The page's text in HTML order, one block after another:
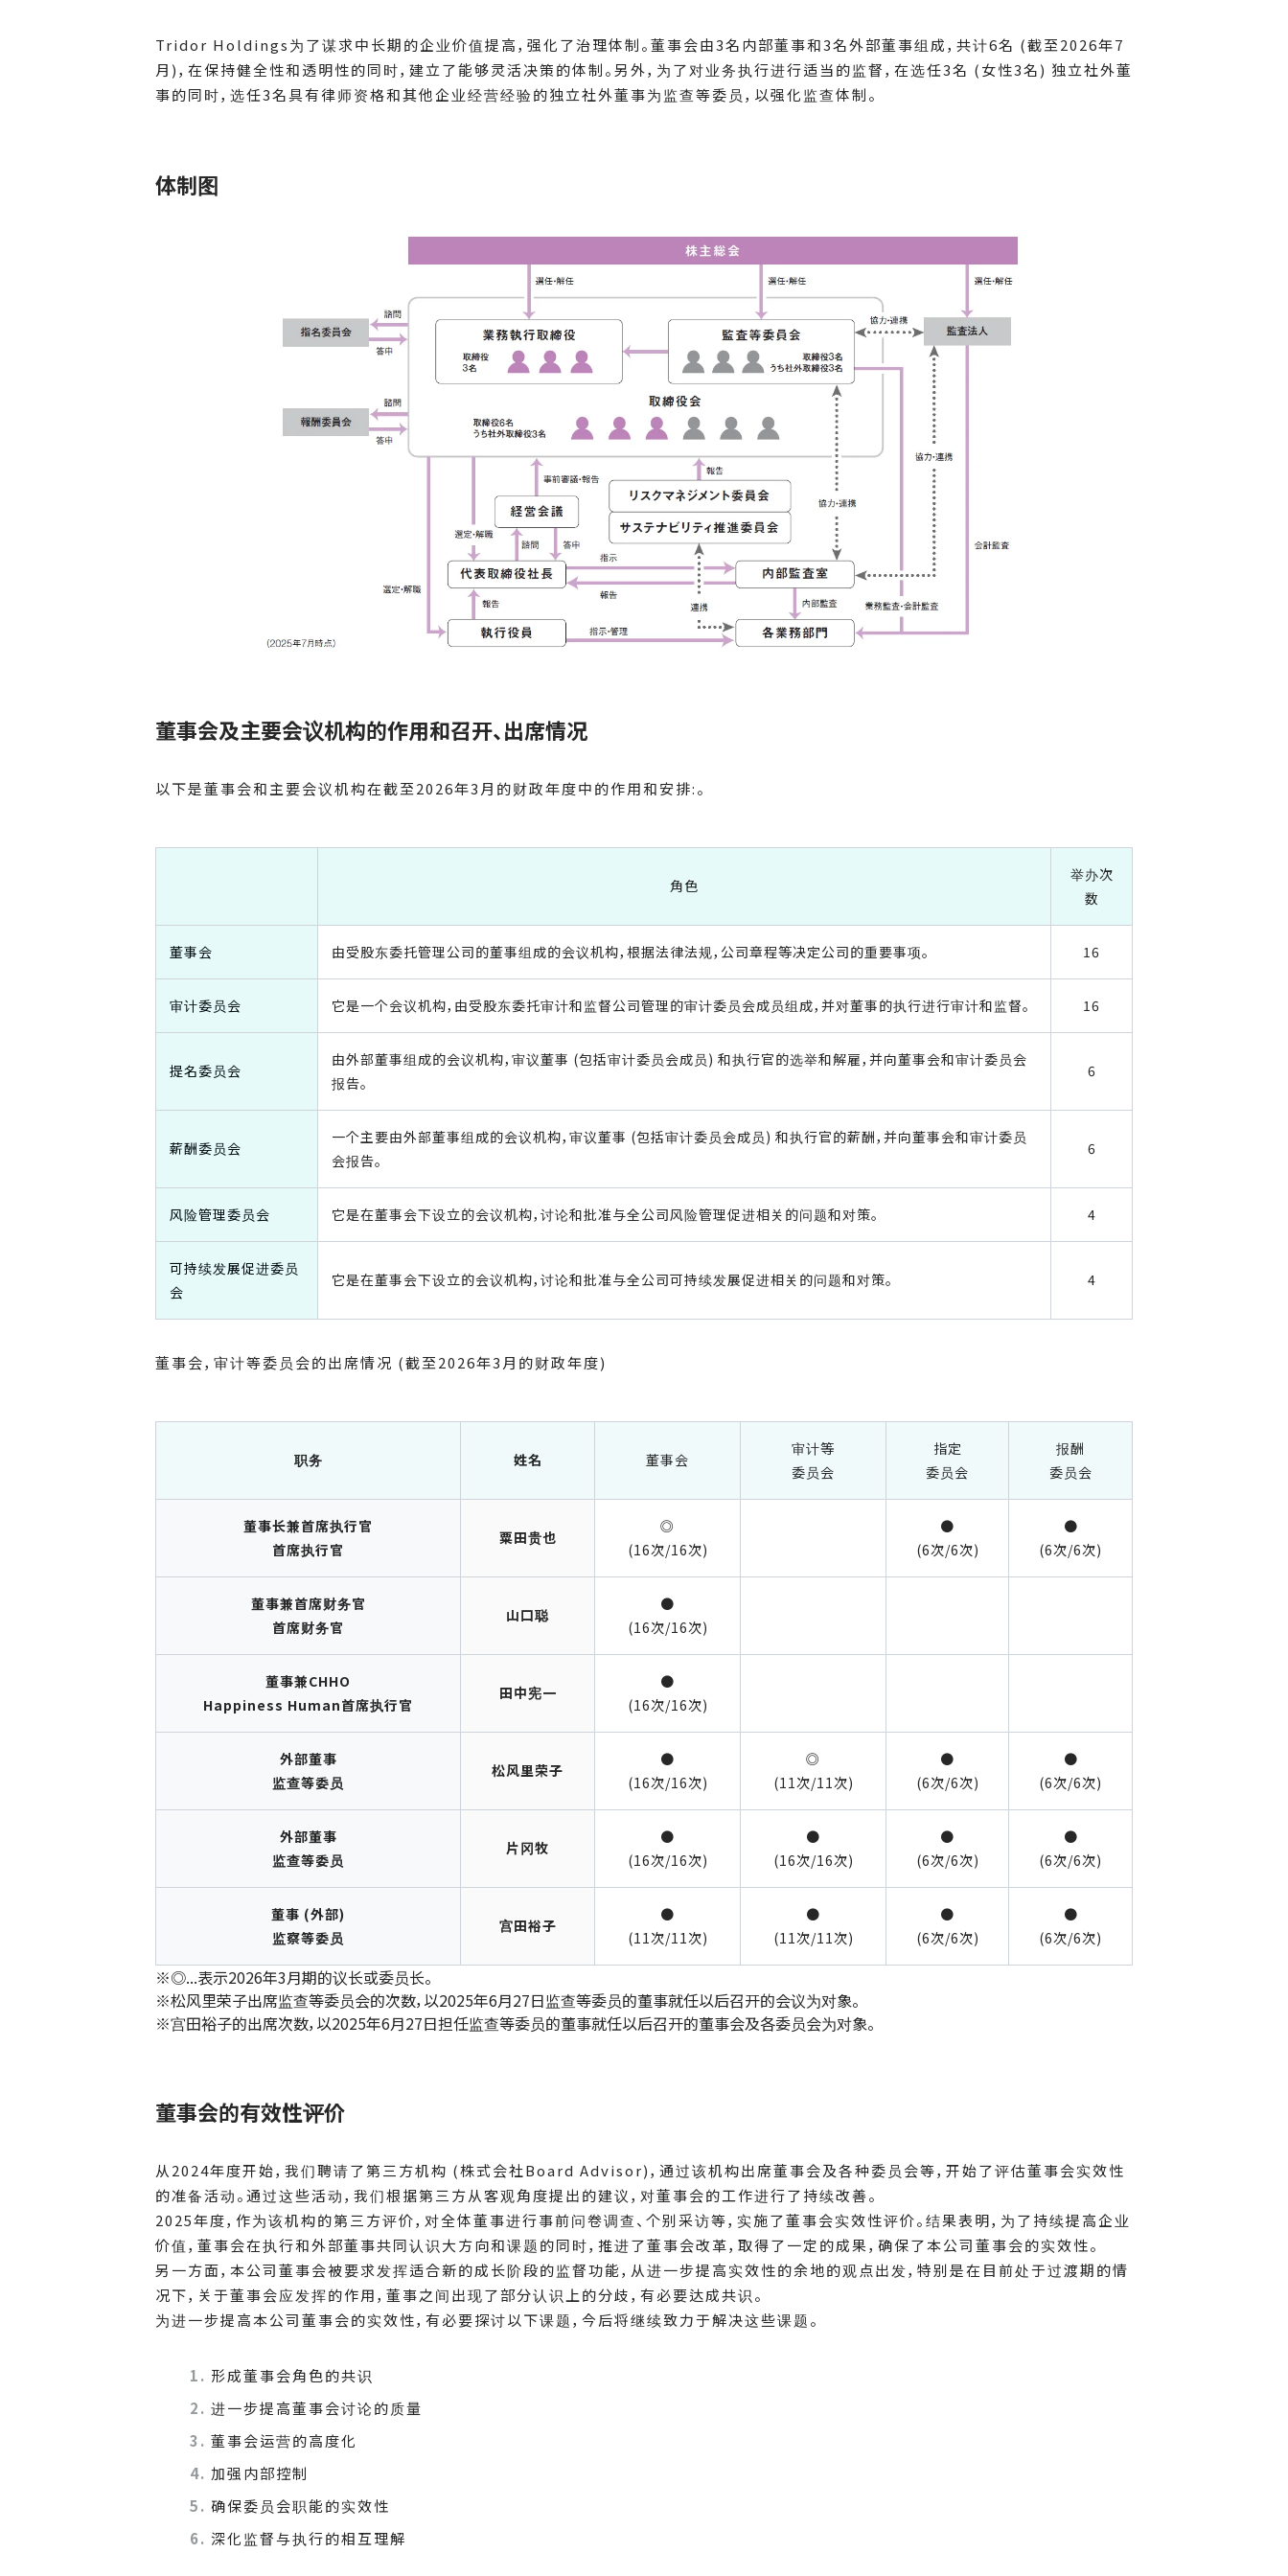
Tridor Holdings为了谋求中长期的企业价值提高，强化了治理体制。董事会由3名内部董事和3名外部董事组成，共计6名 (截至2026年7
月)，在保持健全性和透明性的同时，建立了能够灵活决策的体制。另外，为了对业务执行进行适当的监督，在选任3名 (女性3名) 独立社外董
事的同时，选任3名具有律师资格和其他企业经营经验的独立社外董事为监查等委员，以强化监查体制。
体制图
董事会及主要会议机构的作用和召开、出席情况
以下是董事会和主要会议机构在截至2026年3月的财政年度中的作用和安排:。
角色
举办次
数
董事会 由受股东委托管理公司的董事组成的会议机构，根据法律法规，公司章程等决定公司的重要事项。 16
审计委员会 它是一个会议机构，由受股东委托审计和监督公司管理的审计委员会成员组成，并对董事的执行进行审计和监督。 16
提名委员会
由外部董事组成的会议机构，审议董事 (包括审计委员会成员) 和执行官的选举和解雇，并向董事会和审计委员会
报告。
6
薪酬委员会
一个主要由外部董事组成的会议机构，审议董事 (包括审计委员会成员) 和执行官的薪酬，并向董事会和审计委员
会报告。
6
风险管理委员会 它是在董事会下设立的会议机构，讨论和批准与全公司风险管理促进相关的问题和对策。 4
可持续发展促进委员
会
它是在董事会下设立的会议机构，讨论和批准与全公司可持续发展促进相关的问题和对策。 4
董事会，审计等委员会的出席情况 (截至2026年3月的财政年度)
职务 姓名 董事会
审计等
委员会
指定
委员会
报酬
委员会
董事长兼首席执行官
首席执行官
粟田贵也
◎
(16次/16次)
●
(6次/6次)
●
(6次/6次)
董事兼首席财务官
首席财务官
山口聪
●
(16次/16次)
董事兼CHHO
Happiness Human首席执行官
田中宪一
●
(16次/16次)
外部董事
监查等委员
松风里荣子
●
(16次/16次)
◎
(11次/11次)
●
(6次/6次)
●
(6次/6次)
外部董事
监查等委员
片冈牧
●
(16次/16次)
●
(16次/16次)
●
(6次/6次)
●
(6次/6次)
董事 (外部)
监察等委员
宫田裕子
●
(11次/11次)
●
(11次/11次)
●
(6次/6次)
●
(6次/6次)
※◎...表示2026年3月期的议长或委员长。
※松风里荣子出席监查等委员会的次数，以2025年6月27日监查等委员的董事就任以后召开的会议为对象。
※宫田裕子的出席次数，以2025年6月27日担任监查等委员的董事就任以后召开的董事会及各委员会为对象。
董事会的有效性评价
从2024年度开始，我们聘请了第三方机构 (株式会社Board Advisor)，通过该机构出席董事会及各种委员会等，开始了评估董事会实效性
的准备活动。通过这些活动，我们根据第三方从客观角度提出的建议，对董事会的工作进行了持续改善。
2025年度，作为该机构的第三方评价，对全体董事进行事前问卷调查、个别采访等，实施了董事会实效性评价。结果表明，为了持续提高企业
价值，董事会在执行和外部董事共同认识大方向和课题的同时，推进了董事会改革，取得了一定的成果，确保了本公司董事会的实效性。
另一方面，本公司董事会被要求发挥适合新的成长阶段的监督功能，从进一步提高实效性的余地的观点出发，特别是在目前处于过渡期的情
况下，关于董事会应发挥的作用，董事之间出现了部分认识上的分歧，有必要达成共识。
为进一步提高本公司董事会的实效性，有必要探讨以下课题，今后将继续致力于解决这些课题。
形成董事会角色的共识
进一步提高董事会讨论的质量
董事会运营的高度化
加强内部控制
确保委员会职能的实效性
深化监督与执行的相互理解